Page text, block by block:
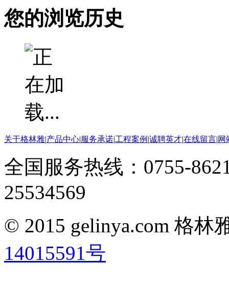
您的浏览历史
关于格林雅|产品中心|服务承诺|工程案例 |诚聘英才|在线留言|网
全国服务热线：0755-
25534569
© 2015 gelinya.com 格
14015591号